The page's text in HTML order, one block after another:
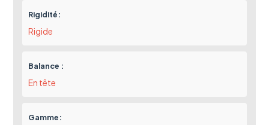
Rigidité:
Rigide
Balance :
En tête
Gamme: